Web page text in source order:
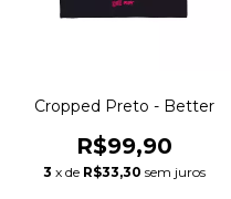
Cropped Preto - Better
R$99,90
3 x de R$33,30 sem juros